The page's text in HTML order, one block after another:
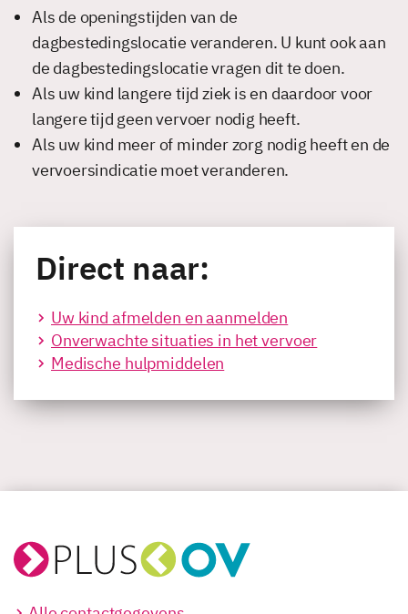
Als de openingstijden van de
dagbestedingslocatie veranderen. U kunt ook aan
de dagbestedingslocatie vragen dit te doen.
Als uw kind langere tijd ziek is en daardoor voor
langere tijd geen vervoer nodig heeft.
Als uw kind meer of minder zorg nodig heeft en de
vervoersindicatie moet veranderen.
Direct naar:
Uw kind afmelden en aanmelden
Onverwachte situaties in het vervoer
Medische hulpmiddelen